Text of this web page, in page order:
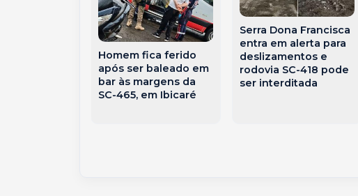
Homem fica ferido
após ser baleado em
bar às margens da
SC-465, em Ibicaré
Serra Dona Francisca
entra em alerta para
deslizamentos e
rodovia SC-418 pode
ser interditada